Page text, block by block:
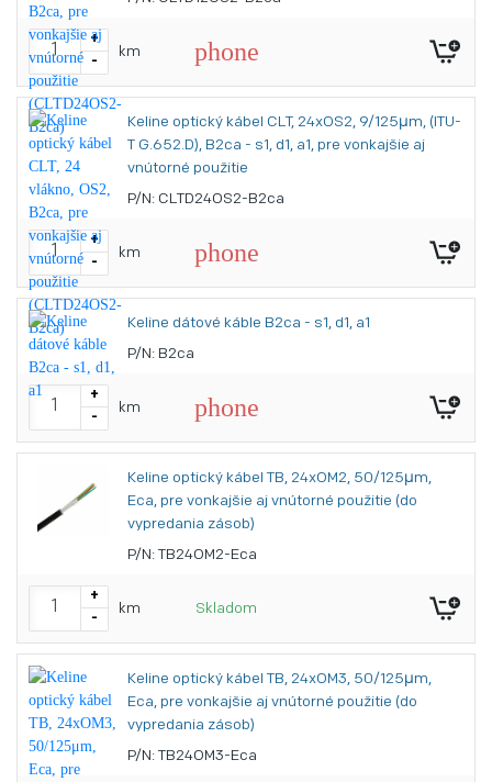
+
-
km phone
Keline optický kábel CLT, 24xOS2, 9/125μm, (ITU-
T G.652.D), B2ca​ - s1, d1, a1, pre vonkajšie aj
vnútorné použitie
P/N: CLTD24OS2-B2ca
+
-
km phone
Keline ​dátové káble B2ca - s1, d1, a1
P/N: B2ca
+
-
km phone
Keline optický kábel TB, 24xOM2, 50/125μm,
Eca, pre vonkajšie aj vnútorné použitie (do
vypredania zásob)
P/N: TB24OM2-Eca
+
-
km Skladom
Keline optický kábel TB, 24xOM3, 50/125μm,
Eca, pre vonkajšie aj vnútorné použitie (do
vypredania zásob)
P/N: TB24OM3-Eca